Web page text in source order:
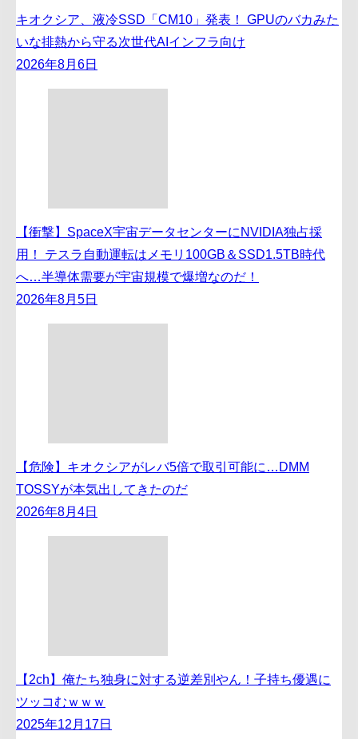
キオクシア、液冷SSD「CM10」発表！ GPUのバカみた
いな排熱から守る次世代AIインフラ向け
2026年8月6日
【衝撃】SpaceX宇宙データセンターにNVIDIA独占採
用！ テスラ自動運転はメモリ100GB＆SSD1.5TB時代
へ…半導体需要が宇宙規模で爆増なのだ！
2026年8月5日
【危険】キオクシアがレバ5倍で取引可能に…DMM
TOSSYが本気出してきたのだ
2026年8月4日
【2ch】俺たち独身に対する逆差別やん！子持ち優遇に
ツッコむｗｗｗ
2025年12月17日